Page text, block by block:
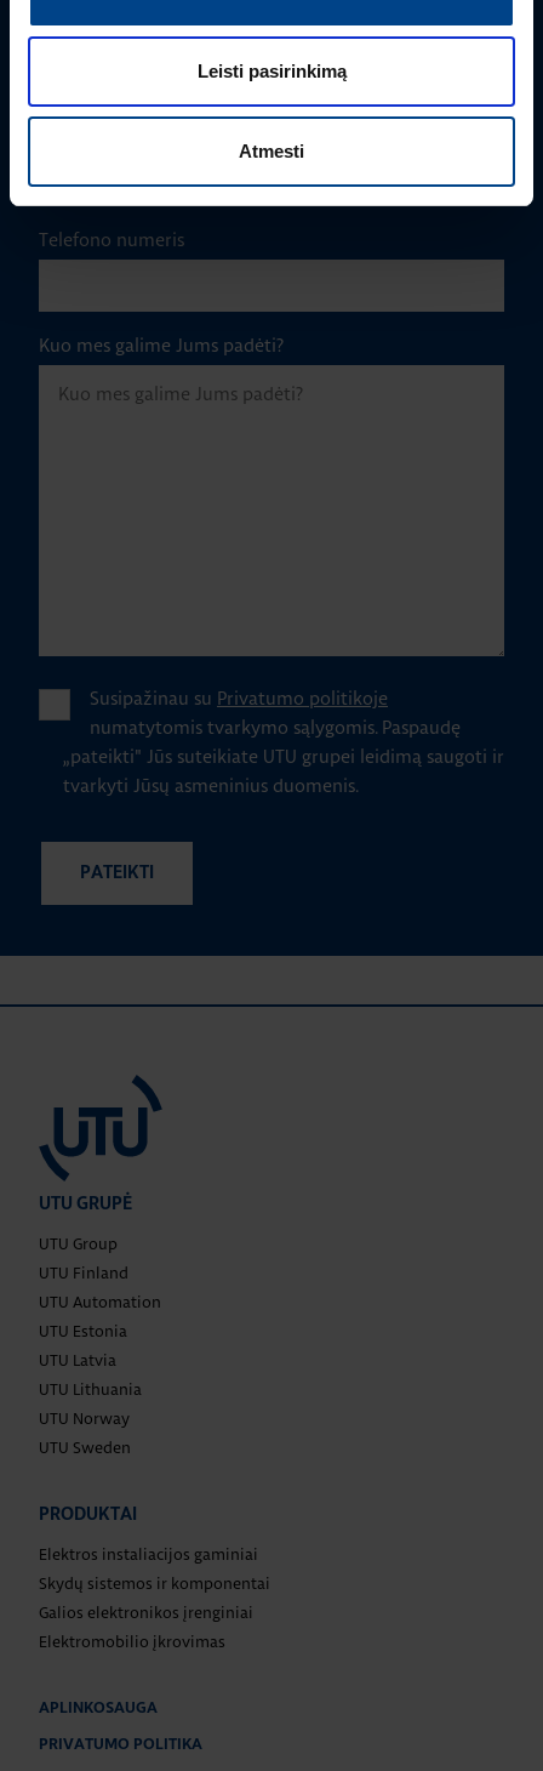
Leisti pasirinkimą
Atmesti
Įmonė
Telefono numeris
Kuo mes galime Jums padėti?
Susipažinau su Privatumo politikoje
numatytomis tvarkymo sąlygomis. Paspaudę
„pateikti" Jūs suteikiate UTU grupei leidimą saugoti ir
tvarkyti Jūsų asmeninius duomenis.
UTU GRUPĖ
UTU Group
UTU Finland
UTU Automation
UTU Estonia
UTU Latvia
UTU Lithuania
UTU Norway
UTU Sweden
PRODUKTAI
Elektros instaliacijos gaminiai
Skydų sistemos ir komponentai
Galios elektronikos įrenginiai
Elektromobilio įkrovimas
APLINKOSAUGA
PRIVATUMO POLITIKA